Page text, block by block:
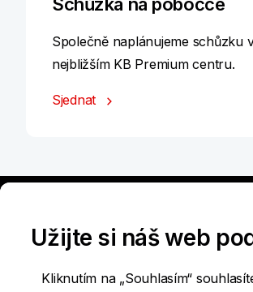
Společně naplánujeme schůzku
nejbližším KB Premium centru.
Sjednat
Užijte si náš web
Kliknutím na „Souhlasím“